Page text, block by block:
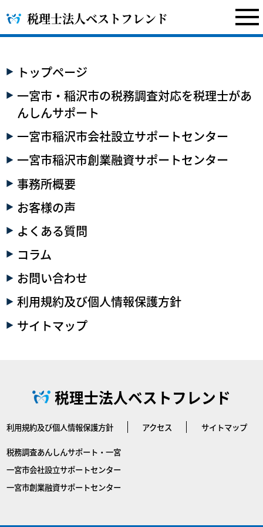
税理士法人ベストフレンド
トップページ
一宮市・稲沢市の税務調査対応を税理士があ
んしんサポート
一宮市稲沢市会社設立サポートセンター
一宮市稲沢市創業融資サポートセンター
事務所概要
お客様の声
よくある質問
コラム
お問い合わせ
利用規約及び個人情報保護方針
サイトマップ
税理士法人ベストフレンド
利用規約及び個人情報保護方針 アクセス サイトマップ
税務調査あんしんサポート・一宮
一宮市会社設立サポートセンター
一宮市創業融資サポートセンター